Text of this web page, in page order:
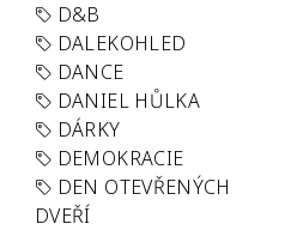
D&B
DALEKOHLED
DANCE
DANIEL HŮLKA
DÁRKY
DEMOKRACIE
DEN OTEVŘENÝCH
DVEŘÍ